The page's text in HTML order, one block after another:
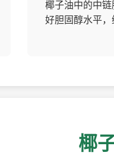
椰子油中的中
好胆固醇水平，
椰